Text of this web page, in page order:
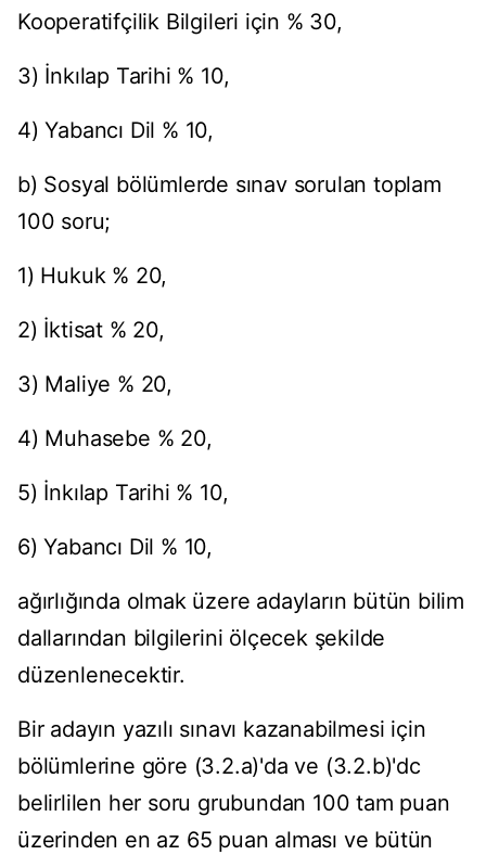
Kooperatifçilik Bilgileri için % 30,
3) İnkılap Tarihi % 10,
4) Yabancı Dil % 10,
b) Sosyal bölümlerde sınav sorulan toplam
100 soru;
1) Hukuk % 20,
2) İktisat % 20,
3) Maliye % 20,
4) Muhasebe % 20,
5) İnkılap Tarihi % 10,
6) Yabancı Dil % 10,
ağırlığında olmak üzere adayların bütün bilim
dallarından bilgilerini ölçecek şekilde
düzenlenecektir.
Bir adayın yazılı sınavı kazanabilmesi için
bölümlerine göre (3.2.a)'da ve (3.2.b)'dc
belirlilen her soru grubundan 100 tam puan
üzerinden en az 65 puan alması ve bütün